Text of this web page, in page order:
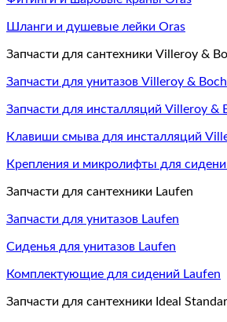
Шланги и душевые лейки Oras
Запчасти для сантехники Villeroy &
Запчасти для унитазов Villeroy & Boch
Запчасти для инсталляций Villeroy &
Клавиши смыва для инсталляций
Крепления и микролифты для
Запчасти для сантехники Laufen
Запчасти для унитазов Laufen
Сиденья для унитазов Laufen
Комплектующие для сидений Laufen
Запчасти для сантехники Ideal